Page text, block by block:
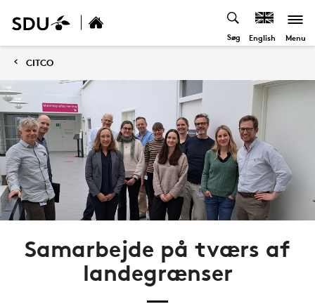
Søg English Menu
CITCO
Samarbejde på tværs af
landegrænser